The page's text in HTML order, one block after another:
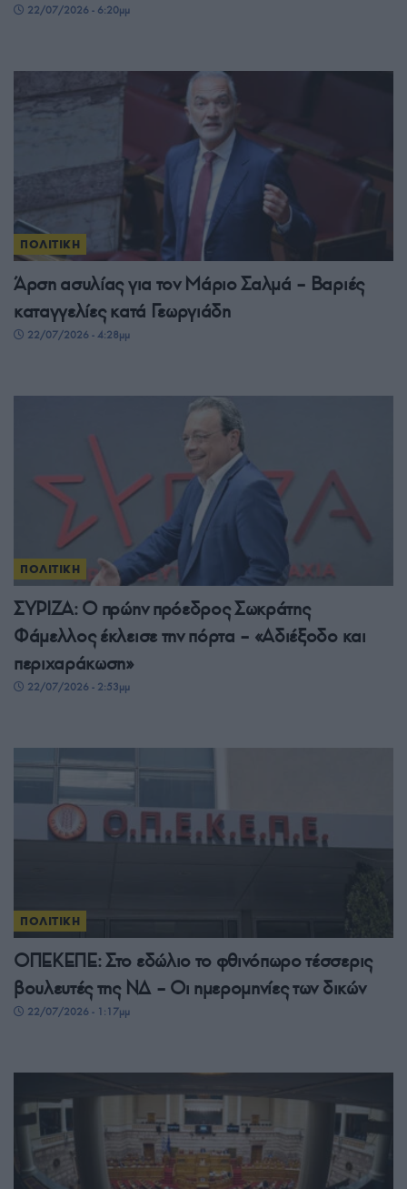
22/07/2026 - 6:20μμ
ΠΟΛΙΤΙΚΗ
Άρση ασυλίας για τον Μάριο Σαλμά – Βαριές
καταγγελίες κατά Γεωργιάδη
22/07/2026 - 4:28μμ
ΠΟΛΙΤΙΚΗ
ΣΥΡΙΖΑ: Ο πρώην πρόεδρος Σωκράτης
Φάμελλος έκλεισε την πόρτα – «Αδιέξοδο και
περιχαράκωση»
22/07/2026 - 2:53μμ
ΠΟΛΙΤΙΚΗ
ΟΠΕΚΕΠΕ: Στο εδώλιο το φθινόπωρο τέσσερις
βουλευτές της ΝΔ – Οι ημερομηνίες των δικών
22/07/2026 - 1:17μμ